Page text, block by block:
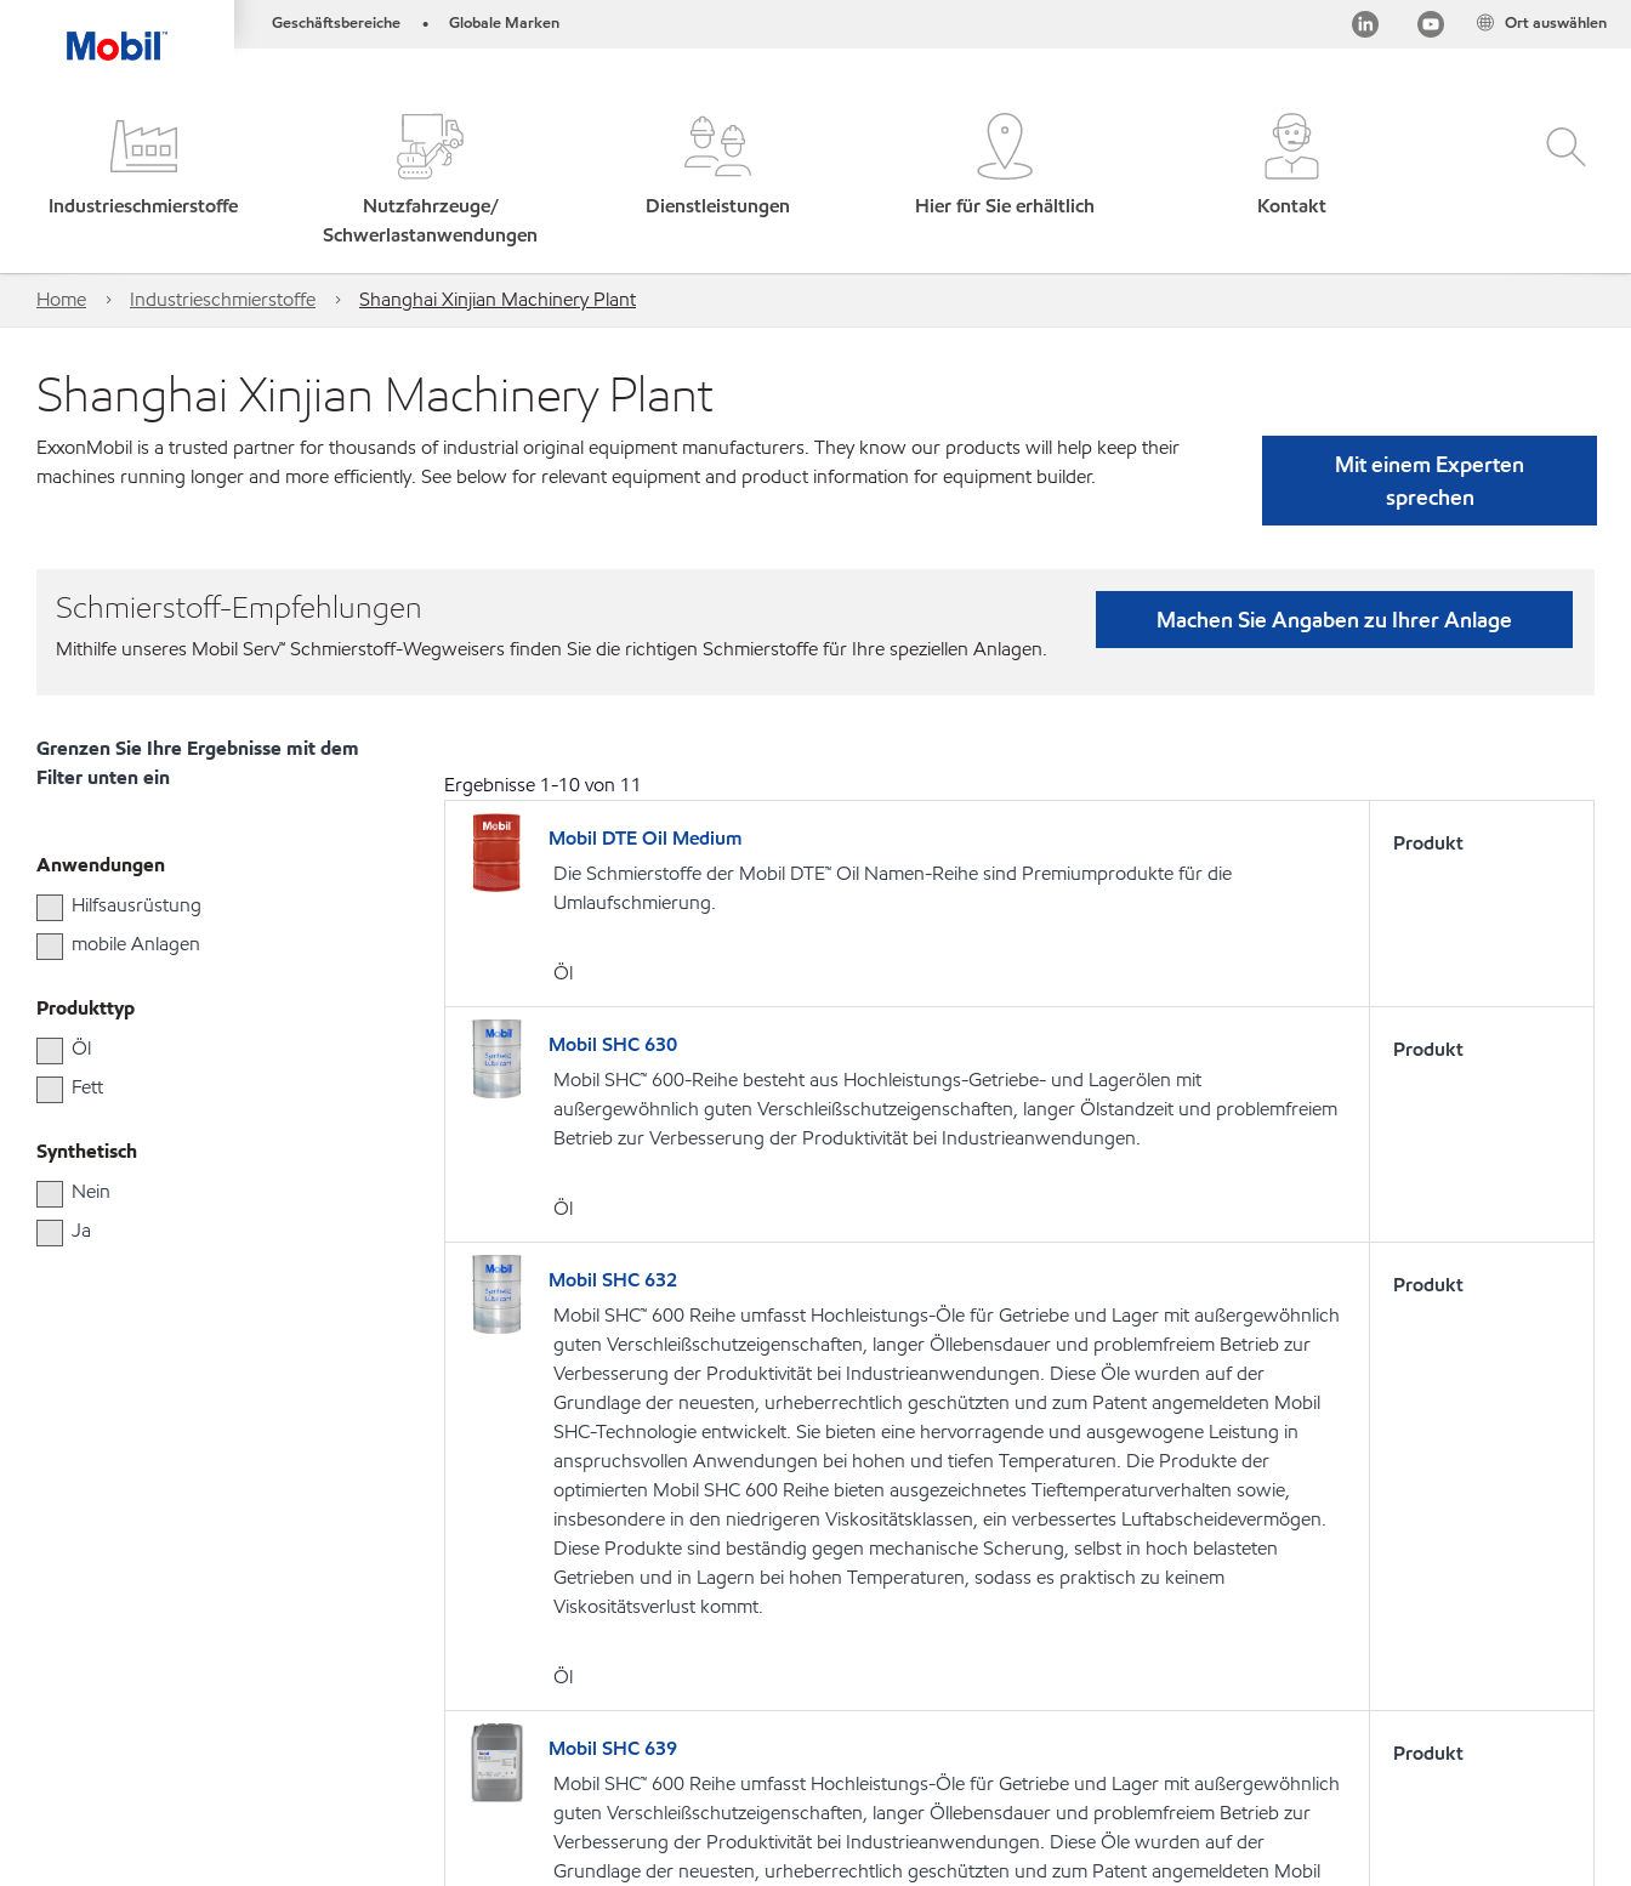
Geschäftsbereiche • Globale Marken Ort auswählen
Industrieschmierstoffe
Nutzfahrzeuge/
Schwerlastanwendungen
Dienstleistungen Hier für Sie erhältlich Kontakt
Home Industrieschmierstoffe Shanghai Xinjian Machinery Plant
Shanghai Xinjian Machinery Plant
ExxonMobil is a trusted partner for thousands of industrial original equipment manufacturers. They know our products will help keep their
machines running longer and more efficiently. See below for relevant equipment and product information for equipment builder.
Mit einem Experten
sprechen
Schmierstoff-Empfehlungen
Mithilfe unseres Mobil Serv℠ Schmierstoff-Wegweisers finden Sie die richtigen Schmierstoffe für Ihre speziellen Anlagen.
Machen Sie Angaben zu Ihrer Anlage
Grenzen Sie Ihre Ergebnisse mit dem
Filter unten ein
Anwendungen
Hilfsausrüstung
mobile Anlagen
Produkttyp
Öl
Fett
Synthetisch
Nein
Ja
Ergebnisse 1-10von 11
Mobil DTE Oil Medium
Die Schmierstoffe der Mobil DTE™ Oil Namen-Reihe sind Premiumprodukte für die
Umlaufschmierung.
Öl
Produkt
Mobil SHC 630
Mobil SHC™ 600-Reihe besteht aus Hochleistungs-Getriebe- und Lagerölen mit
außergewöhnlich guten Verschleißschutzeigenschaften, langer Ölstandzeit und problemfreiem
Betrieb zur Verbesserung der Produktivität bei Industrieanwendungen.
Öl
Produkt
Mobil SHC 632
Mobil SHC™ 600 Reihe umfasst Hochleistungs-Öle für Getriebe und Lager mit außergewöhnlich
guten Verschleißschutzeigenschaften, langer Öllebensdauer und problemfreiem Betrieb zur
Verbesserung der Produktivität bei Industrieanwendungen. Diese Öle wurden auf der
Grundlage der neuesten, urheberrechtlich geschützten und zum Patent angemeldeten Mobil
SHC-Technologie entwickelt. Sie bieten eine hervorragende und ausgewogene Leistung in
anspruchsvollen Anwendungen bei hohen und tiefen Temperaturen. Die Produkte der
optimierten Mobil SHC 600 Reihe bieten ausgezeichnetes Tieftemperaturverhalten sowie,
insbesondere in den niedrigeren Viskositätsklassen, ein verbessertes Luftabscheidevermögen.
Diese Produkte sind beständig gegen mechanische Scherung, selbst in hoch belasteten
Getrieben und in Lagern bei hohen Temperaturen, sodass es praktisch zu keinem
Viskositätsverlust kommt.
Öl
Produkt
Mobil SHC 639
Mobil SHC™ 600 Reihe umfasst Hochleistungs-Öle für Getriebe und Lager mit außergewöhnlich
guten Verschleißschutzeigenschaften, langer Öllebensdauer und problemfreiem Betrieb zur
Verbesserung der Produktivität bei Industrieanwendungen. Diese Öle wurden auf der
Grundlage der neuesten, urheberrechtlich geschützten und zum Patent angemeldeten Mobil
Produkt